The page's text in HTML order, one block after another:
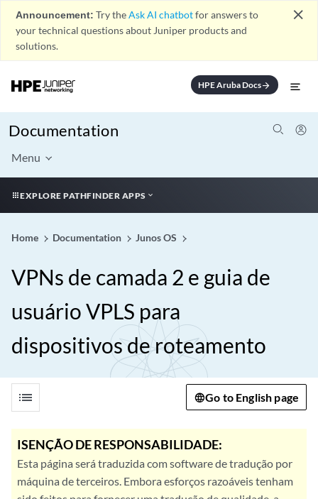
Announcement: Try theAsk AI chatbotfor answers to
your technical questions about Juniper products and
solutions.
close
HPE Aruba Docsarrow_forward
Documentation
Menu
EXPLORE PATHFINDER APPS
Home Documentation Junos OS
VPNs de camada 2 e guia de
usuário VPLS para
dispositivos de roteamento
list Go to English page
ISENÇÃO DE RESPONSABILIDADE:
Esta página será traduzida com software de tradução por
máquina de terceiros. Embora esforços razoáveis tenham